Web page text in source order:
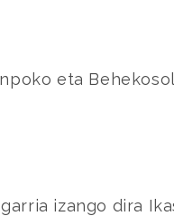
eta
izango dira